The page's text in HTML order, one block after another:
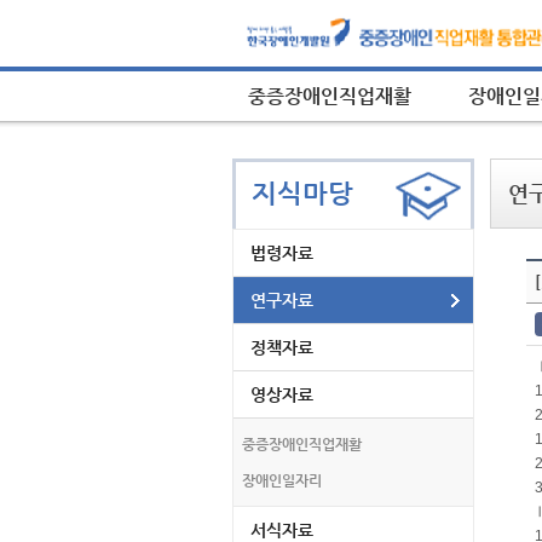
중증장애인직업재활 장애인
지식마당
법령자료
연구자료
정책자료
영상자료
중증장애인직업재활
장애인일자리
서식자료
연
연
구
료
보
기
의
표